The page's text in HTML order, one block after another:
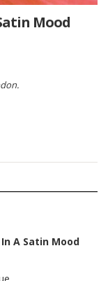
Mood
A Satin Mood